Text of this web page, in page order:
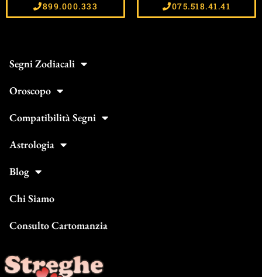
899.000.333 075.518.41.41
Segni Zodiacali
Oroscopo
Compatibilità Segni
Astrologia
Blog
Chi Siamo
Consulto Cartomanzia